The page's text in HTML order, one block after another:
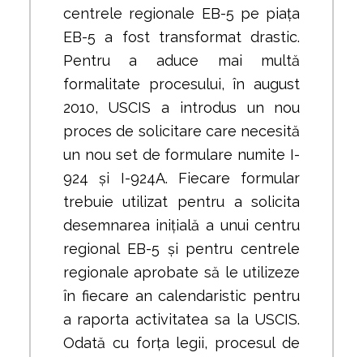
centrele regionale EB-5 pe piața
EB-5 a fost transformat drastic.
Pentru a aduce mai multă
formalitate procesului, în august
2010, USCIS a introdus un nou
proces de solicitare care necesită
un nou set de formulare numite I-
924 și I-924A. Fiecare formular
trebuie utilizat pentru a solicita
desemnarea inițială a unui centru
regional EB-5 și pentru centrele
regionale aprobate să le utilizeze
în fiecare an calendaristic pentru
a raporta activitatea sa la USCIS.
Odată cu forța legii, procesul de